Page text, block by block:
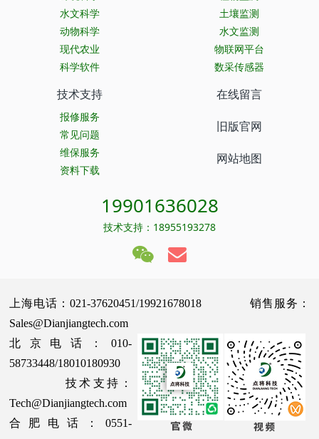
水文科学
动物科学
现代农业
科学软件
土壤监测
水文监测
物联网平台
数采传感器
技术支持
报修服务
常见问题
维保服务
资料下载
在线留言
旧版官网
网站地图
19901636028
技术支持：18955193278
上海电话：021-37620451/19921678018 销售服务：
Sales@Dianjiangtech.com
北京电话：010-
58733448/18010180930
技术支持：
Tech@Dianjiangtech.com
合肥电话：0551-